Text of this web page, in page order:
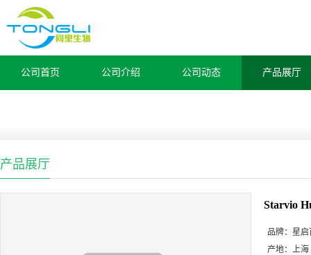
公司首页 公司介绍 公司动态 产品展厅
产品展厅
Starvio
品牌： 星启
产地： 上海